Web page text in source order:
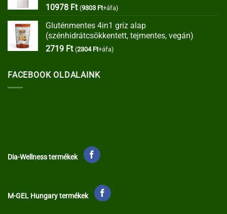
10978 Ft (9303 Ft+áfa)
Gluténmentes 4in1 gríz alap
(szénhidrátcsökkentett, tejmentes, vegán)
2719 Ft (2304 Ft+áfa)
FACEBOOK OLDALAINK
Dia-Wellness termékek
M-GEL Hungary termékek